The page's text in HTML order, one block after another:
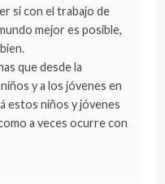
si con el trabajo de
mejor es posible,
que desde la
y a los jóvenes en
estos niños y jóvenes
a veces ocurre con